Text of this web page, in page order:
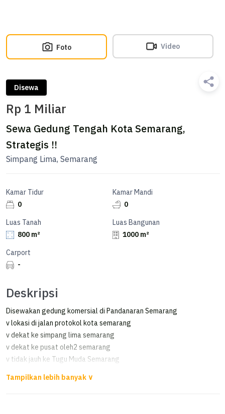
Foto Video
Disewa
Rp 1 Miliar
Sewa Gedung Tengah Kota Semarang,
Strategis !!
Simpang Lima, Semarang
Kamar Tidur
0
Kamar Mandi
0
Luas Tanah
800 m²
Luas Bangunan
1000 m²
Carport
-
Deskripsi
Disewakan gedung komersial di Pandanaran Semarang
v lokasi di jalan protokol kota semarang
v dekat ke simpang lima semarang
v dekat ke pusat oleh2 semarang
v tidak jauh ke Tugu Muda Semarang
- Kapasitas parkir +/1 18 mobil